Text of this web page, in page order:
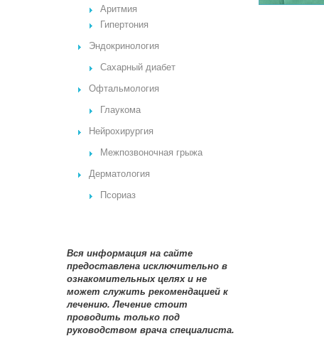
Аритмия
Гипертония
Эндокринология
Сахарный диабет
Офтальмология
Глаукома
Нейрохирургия
Межпозвоночная грыжа
Дерматология
Псориаз
Вся информация на сайте
предоставлена исключительно в
ознакомительных целях и не
может служить рекомендацией к
лечению. Лечение стоит
проводить только под
руководством врача специалиста.